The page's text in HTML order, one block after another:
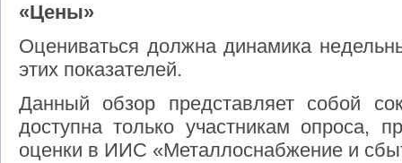
«Цены»
Оцениваться должна динамика
этих показателей.
Данный обзор представляет собой
доступна только участникам опроса,
оценки в ИИС «Металлоснабжение и